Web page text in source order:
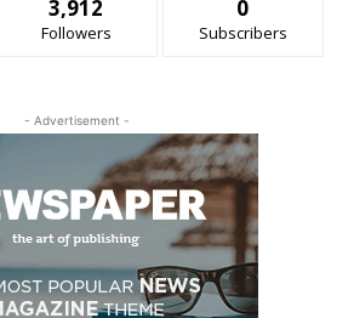
3,912
Followers
0
Subscribers
- Advertisement -